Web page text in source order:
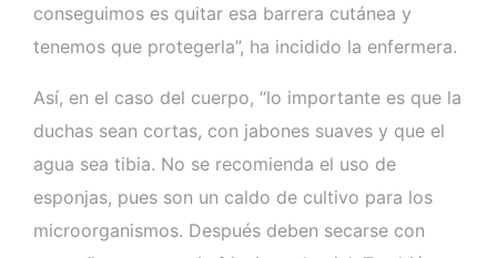
conseguimos es quitar esa barrera cutánea y
tenemos que protegerla”, ha incidido la enfermera.
Así, en el caso del cuerpo, “lo importante es que la
duchas sean cortas, con jabones suaves y que el
agua sea tibia. No se recomienda el uso de
esponjas, pues son un caldo de cultivo para los
microorganismos. Después deben secarse con